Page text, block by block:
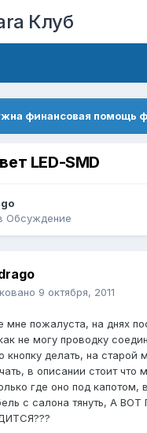
Клуб
финансовая помощь
LED-SMD
Обсуждение
9 октября, 2011
мне пожалуста, на днях
не могу проводку
делать, на старой
в описании стоит что
где оно под капотом,
с салона тянуть, А